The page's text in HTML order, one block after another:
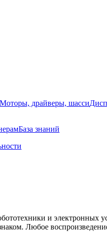
Моторы, драйверы, шасси
База знаний
и электронных
Любое воспроизведение